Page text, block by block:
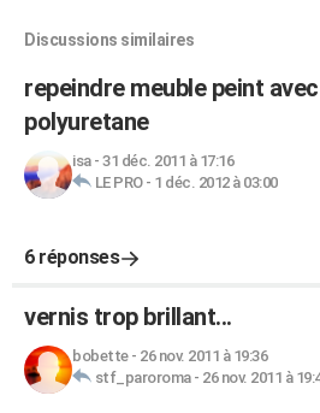
Discussions similaires
repeindre meuble peint
polyuretane
isa- 31 déc. 2011 à 17:16
LE PRO- 1 déc. 2012 à 03:00
6 réponses
vernis trop brillant...
bobette- 26 nov. 2011 à 19:36
stf_paroroma- 26 nov. 2011 à